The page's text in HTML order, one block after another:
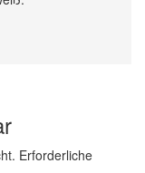
Erforderliche